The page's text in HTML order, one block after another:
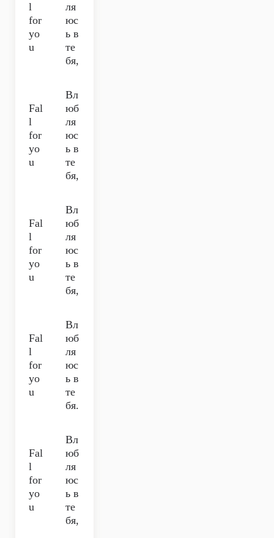
l
for
yo
u
ля
юс
ь в
те
бя,
Fal
l
for
yo
u
Вл
юб
ля
юс
ь в
те
бя,
Fal
l
for
yo
u
Вл
юб
ля
юс
ь в
те
бя,
Fal
l
for
yo
u
Вл
юб
ля
юс
ь в
те
бя.
Fal
l
for
yo
u
Вл
юб
ля
юс
ь в
те
бя,